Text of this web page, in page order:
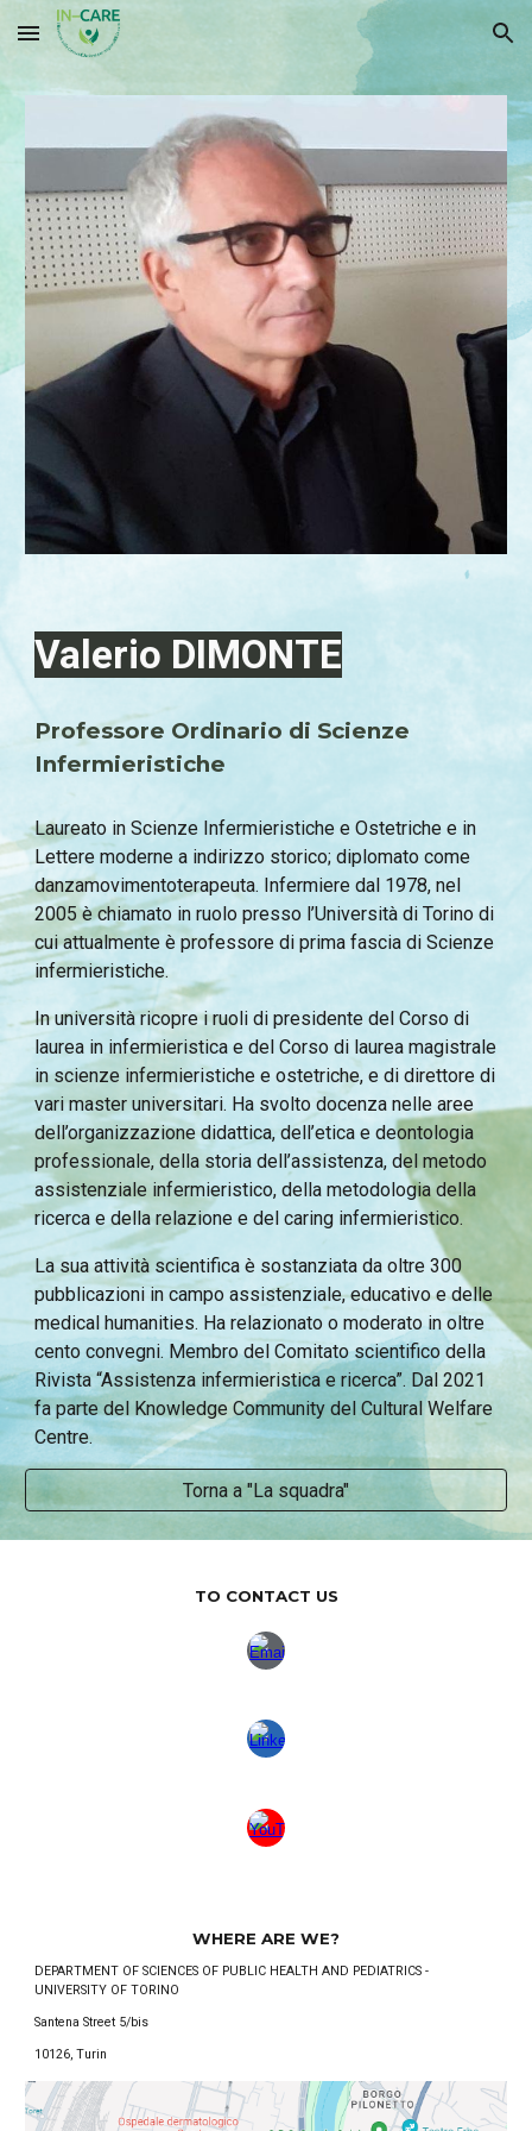
Skip to main content Skip to navigation
Valerio DIMONTE
Professore Ordinario di Scienze
Infermieristiche
Laureato in Scienze Infermieristiche eOstetriche e in
Lettere moderne a indirizzo storico; diplomato come
danzamovimentoterapeuta. Infermiere dal 1978, nel
2005 è chiamato in ruolo presso l’Università di Torino di
cuiattualmente è professore di prima fascia di Scienze
infermieristiche.
In università ricopre i ruoli di presidente del Corso di
laurea in infermieristica e del Corso di laurea magistrale
in scienze infermieristiche e ostetriche, e di direttore di
vari master universitari. Ha svolto docenza nelle aree
dell’organizzazione didattica, dell’etica e deontologia
professionale, della storia dell’assistenza, del metodo
assistenziale infermieristico, della metodologia della
ricerca e della relazione e del caring infermieristico.
La suaattività scientifica è sostanziata da oltre 300
pubblicazioni in campo assistenziale, educativo e delle
medical humanities. Ha relazionato o moderato in oltre
cento convegni. Membro del Comitato scientifico della
Rivista “Assistenza infermieristica e ricerca”. Dal 2021
fa parte del Knowledge Community del Cultural Welfare
Centre.
Torna a "La squadra"
TO CONTACT US
WHERE ARE WE?
DEPARTMENT OF SCIENCES OF PUBLIC HEALTH AND PEDIATRICS -
UNIVERSITY OF TORINO
Santena Street 5/bis
10126, Turin